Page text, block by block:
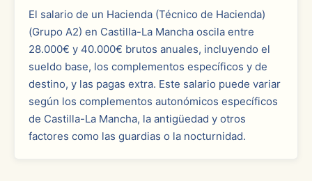
El salario de un Hacienda (Técnico de Hacienda)
(Grupo A2) en Castilla-La Mancha oscila entre
28.000€ y 40.000€ brutos anuales, incluyendo el
sueldo base, los complementos específicos y de
destino, y las pagas extra. Este salario puede variar
según los complementos autonómicos específicos
de Castilla-La Mancha, la antigüedad y otros
factores como las guardias o la nocturnidad.